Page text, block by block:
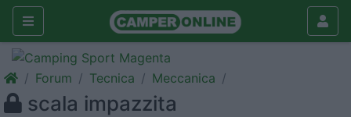
Forum Tecnica Meccanica
scala impazzita